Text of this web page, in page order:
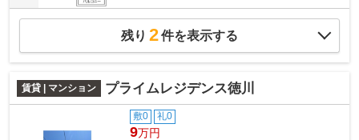
残り 2件を表示する
賃貸 | マンション プライムレジデンス徳川
敷0 礼0
9万円